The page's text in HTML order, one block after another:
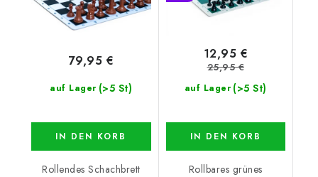
auf Lager (>5 St)
79,95 €
IN DEN KORB
Rollendes Schachbrett
auf Lager (>5 St)
12,95 €
25,95 €
IN DEN KORB
Rollbares grünes